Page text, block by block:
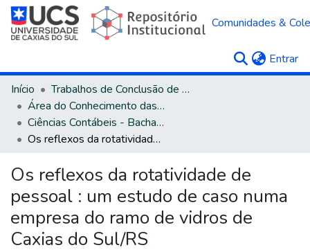
Comunidades &
Entrar
Início
Trabalhos de Conclusão de Curso
Área do Conhecimento das Ciências Sociais Aplicadas
Ciências Contábeis - Bacharelado
Os reflexos da rotatividade de pessoal : um estudo de caso numa empresa do ramo de vidros de Caxias do Sul/RS
Os reflexos da rotatividade de
pessoal : um estudo de caso numa
empresa do ramo de vidros de
Caxias do Sul/RS